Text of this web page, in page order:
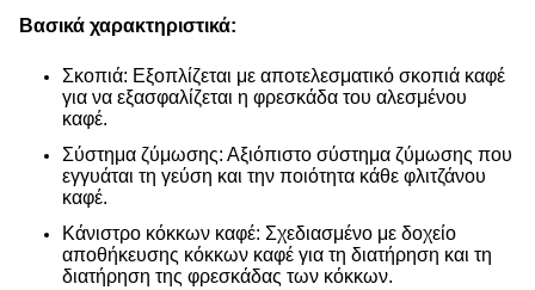
Βασικά χαρακτηριστικά:
Σκοπιά: Εξοπλίζεται με αποτελεσματικό σκοπιά καφέ
για να εξασφαλίζεται η φρεσκάδα του αλεσμένου
καφέ.
Σύστημα ζύμωσης: Αξιόπιστο σύστημα ζύμωσης που
εγγυάται τη γεύση και την ποιότητα κάθε φλιτζάνου
καφέ.
Κάνιστρο κόκκων καφέ: Σχεδιασμένο με δοχείο
αποθήκευσης κόκκων καφέ για τη διατήρηση και τη
διατήρηση της φρεσκάδας των κόκκων.